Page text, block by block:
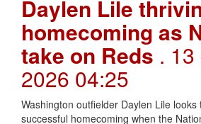
Daylen Lile
homecoming as
take on Reds .
2026 04:25
Washington outfielder Daylen Lile looks
successful homecoming when the